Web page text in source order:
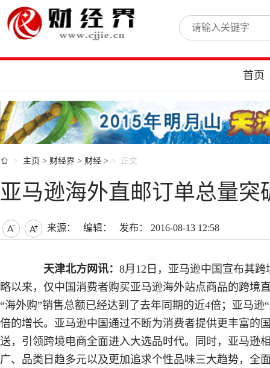
首页
 主页 > 财经界 > 财经 > 正文
亚马逊海外直邮订单总量突
  来源： 编辑： 发布： 2016-08-13 12:58
天津北方网讯： 8月12日，亚马逊中国宣布其
略以来，仅中国消费者购买亚马逊海外站点商品的跨境
“海外购”销售总额已经达到了去年同期的近4倍；亚马
倍的增长。亚马逊中国通过不断为消费者提供更丰富的
送，引领跨境电商全面进入大选品时代。同时，亚马逊
广、品类日趋多元以及更加追求个性品味三大趋势，全